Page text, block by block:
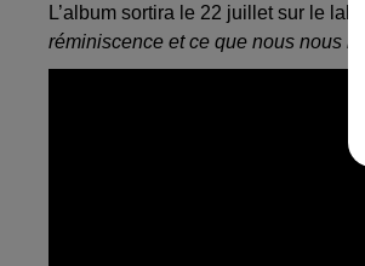
L’album sortira le 22 juillet sur le
réminiscence et ce que nous nous